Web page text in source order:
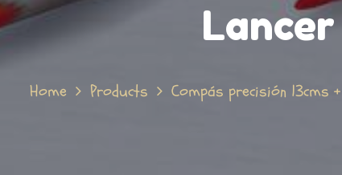
Lancer
Home Products Compás precisión 13cms